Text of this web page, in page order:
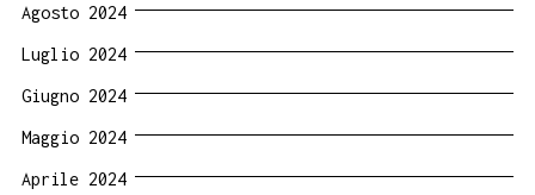
Agosto 2024
Luglio 2024
Giugno 2024
Maggio 2024
Aprile 2024